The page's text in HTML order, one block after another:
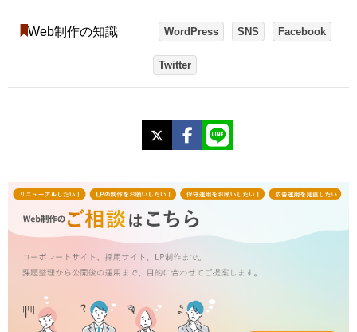
Web制作の知識 WordPress SNS Facebook
Twitter
Facebook